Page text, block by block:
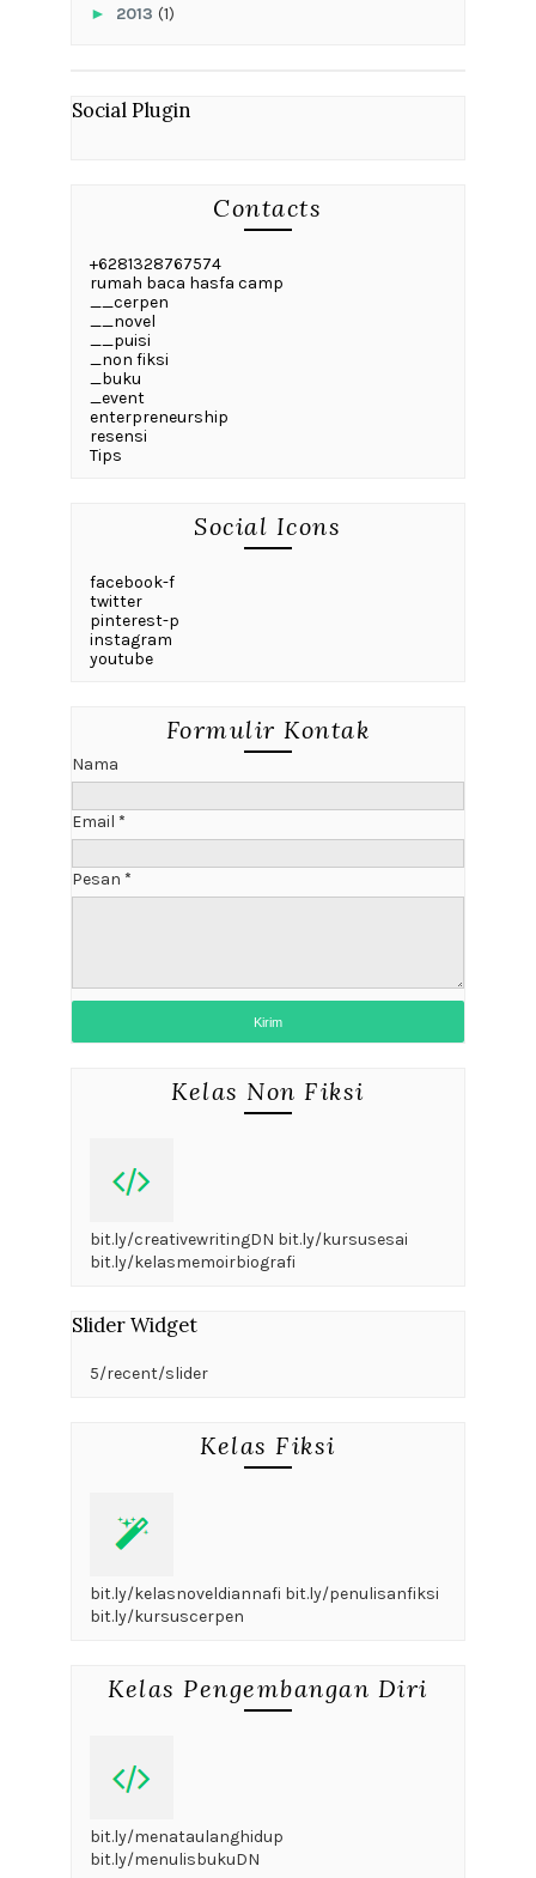
► 2013 (1)
Social Plugin
Contacts
+6281328767574
rumah baca hasfa camp
__cerpen
__novel
__puisi
_non fiksi
_buku
_event
enterpreneurship
resensi
Tips
Social Icons
facebook-f
twitter
pinterest-p
instagram
youtube
Formulir Kontak
Nama
Email *
Pesan *
Kelas Non Fiksi
bit.ly/creativewritingDN bit.ly/kursusesai
bit.ly/kelasmemoirbiografi
Slider Widget
5/recent/slider
Kelas Fiksi
bit.ly/kelasnoveldiannafi bit.ly/penulisanfiksi
bit.ly/kursuscerpen
Kelas Pengembangan Diri
bit.ly/menataulanghidup
bit.ly/menulisbukuDN